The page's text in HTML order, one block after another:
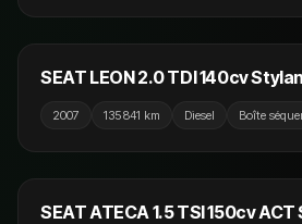
SEAT LEON 2.0 TDI 140cv
2007 135 841 km Diesel Boîte
SEAT ATECA 1.5 TSI 150cv